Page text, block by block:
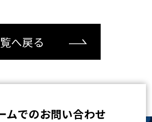
へ戻る
ムでのお問い合わせ